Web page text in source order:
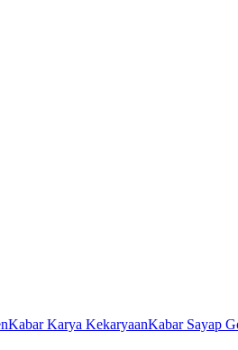
Kabar Karya KekaryaanKabar Sayap